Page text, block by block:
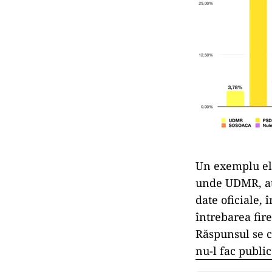
Un exemplu
unde UDMR,
date oficiale,
întrebarea
Răspunsul se
nu-l fac